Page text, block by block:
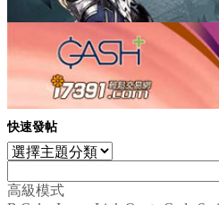
快速發帖
高級模式